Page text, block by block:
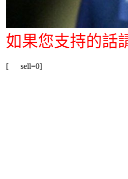
如果您支持的話
[ sell=0]